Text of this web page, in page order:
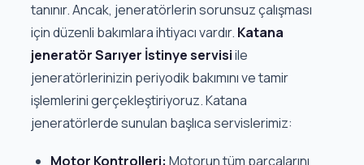
tanınır. Ancak, jeneratörlerin sorunsuz çalışması
için düzenli bakımlara ihtiyacı vardır. Katana
jeneratör Sarıyer İstinye servisiile
jeneratörlerinizin periyodik bakımını ve tamir
işlemlerini gerçekleştiriyoruz. Katana
jeneratörlerde sunulan başlıca servislerimiz:
Motor Kontrolleri: Motorun tüm parçalarını